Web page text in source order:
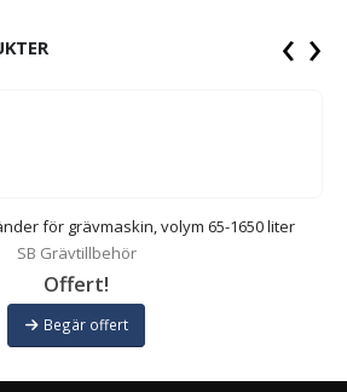
för grävmaskin, volym 65-1650 liter
SB Grävtillbehör
Offert!
Begär offert
‹ ›